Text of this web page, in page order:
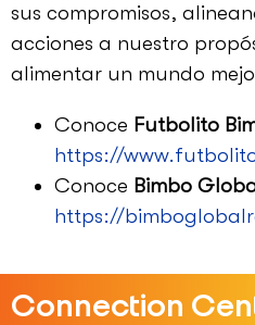
sus compromisos,
acciones a nuestro
alimentar un mundo
Conoce Futbolito
https://
Conoce Bimbo
https://
Connection